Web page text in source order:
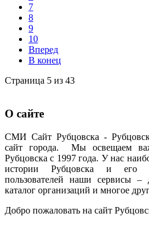
7
8
9
10
Вперед
В конец
Страница 5 из 43
О сайте
СМИ Сайт Рубцовска -
сайт города. Мы освещаем
Рубцовска с 1997 года. У нас
истории Рубцовска и его
пользователей наши сервисы –
каталог организаций и многое
Добро пожаловать на сайт